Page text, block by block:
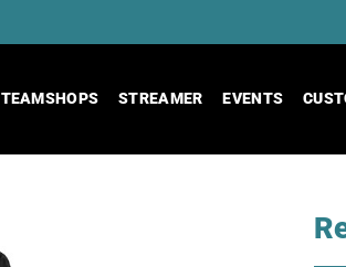
TEAMSHOPS STREAMER EVENTS